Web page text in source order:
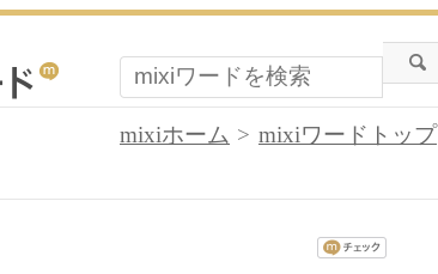
mixiホーム
mixiワードトップ